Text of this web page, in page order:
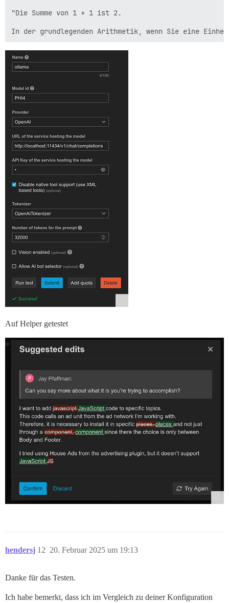
"Die Summe von 1 + 1 ist 2.
Auf Helper getestet
hendersj 20. Februar 2025 um 19:13
12
Danke für das Testen.
Ich habe bemerkt, dass ich im Vergleich zu deiner Konfiguration